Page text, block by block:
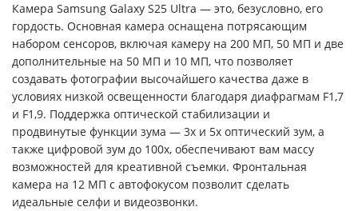
Камера Samsung Galaxy S25 Ultra — это, безусловно, его
гордость. Основная камера оснащена потрясающим
набором сенсоров, включая камеру на 200 МП, 50 МП и две
дополнительные на 50 МП и 10 МП, что позволяет
создавать фотографии высочайшего качества даже в
условиях низкой освещенности благодаря диафрагмам F1,7
и F1,9. Поддержка оптической стабилизации и
продвинутые функции зума — 3х и 5х оптический зум, а
также цифровой зум до 100х, обеспечивают вам массу
возможностей для креативной съемки. Фронтальная
камера на 12 МП с автофокусом позволит сделать
идеальные селфи и видеозвонки.